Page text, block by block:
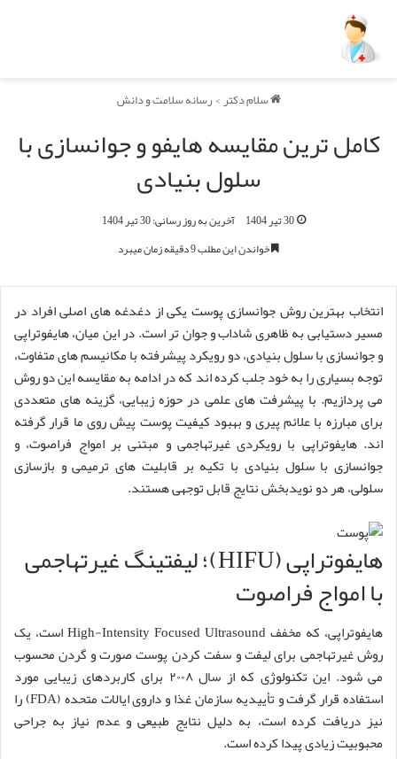
سلام دکتر>رسانه سلامت و دانش
کامل ترین مقایسه هایفو و جوانسازی با
سلول بنیادی
30 تیر 1404
آخرین به روز رسانی: 30 تیر 1404
خواندن این مطلب 9 دقیقه زمان میبرد
انتخاب بهترین روش جوانسازی پوست یکی از دغدغه های اصلی افراد در
مسیر دستیابی به ظاهری شاداب و جوان تر است. در این میان، هایفوتراپی
و جوانسازی با سلول بنیادی، دو رویکرد پیشرفته با مکانیسم های متفاوت،
توجه بسیاری را به خود جلب کرده اند که در ادامه به مقایسه این دو روش
می پردازیم. با پیشرفت های علمی در حوزه زیبایی، گزینه های متعددی
برای مبارزه با علائم پیری و بهبود کیفیت پوست پیش روی ما قرار گرفته
اند. هایفوتراپی با رویکردی غیرتهاجمی و مبتنی بر امواج فراصوت، و
جوانسازی با سلول بنیادی با تکیه بر قابلیت های ترمیمی و بازسازی
سلولی، هر دو نویدبخش نتایج قابل توجهی هستند.
هایفوتراپی (HIFU)؛ لیفتینگ غیرتهاجمی
با امواج فراصوت
هایفوتراپی، که مخفف High-Intensity Focused Ultrasound است، یک
روش غیرتهاجمی برای لیفت و سفت کردن پوست صورت و گردن محسوب
می شود. این تکنولوژی که از سال ۲۰۰۸ برای کاربردهای زیبایی مورد
استفاده قرار گرفت و تأییدیه سازمان غذا و داروی ایالات متحده (FDA) را
نیز دریافت کرده است، به دلیل نتایج طبیعی و عدم نیاز به جراحی
محبوبیت زیادی پیدا کرده است.